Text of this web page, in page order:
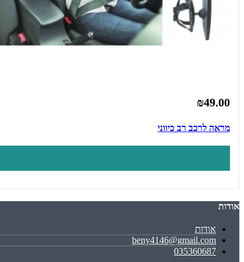
₪49.00
מראה לרכב רב כיווני
אודות
אודות
beny4146@gmail.com
035360687